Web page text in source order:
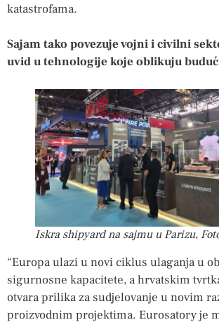
katastrofama.
Sajam tako povezuje vojni i civilni
uvid u tehnologije koje oblikuju
Iskra shipyard na sajmu u Parizu,
“Europa ulazi u novi ciklus ulaganja u
sigurnosne kapacitete, a hrvatskim
otvara prilika za sudjelovanje u novim
proizvodnim projektima. Eurosatory je